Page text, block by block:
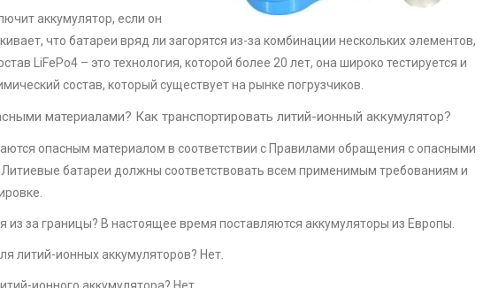
аккумулятор, если он
что батареи вряд ли загорятся из-за комбинации нескольких элементов,
LiFePo4 – это технология, которой более 20 лет, она широко тестируется и
состав, который существует на рынке погрузчиков.
материалами? Как транспортировать литий-ионный аккумулятор?
опасным материалом в соответствии с Правилами обращения с опасными
батареи должны соответствовать всем применимым требованиям и
из за границы? В настоящее время поставляются аккумуляторы из Европы.
литий-ионных аккумуляторов? Нет.